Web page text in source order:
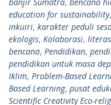
education for sustainability,
inkuiri, karakter peduli
ekologis, Kolaborasi,
bencana, Pendidikan,
pendidikan untuk masa
Iklim, Problem-Based
Based Learning, pusat
Scientific Creativity Eco-